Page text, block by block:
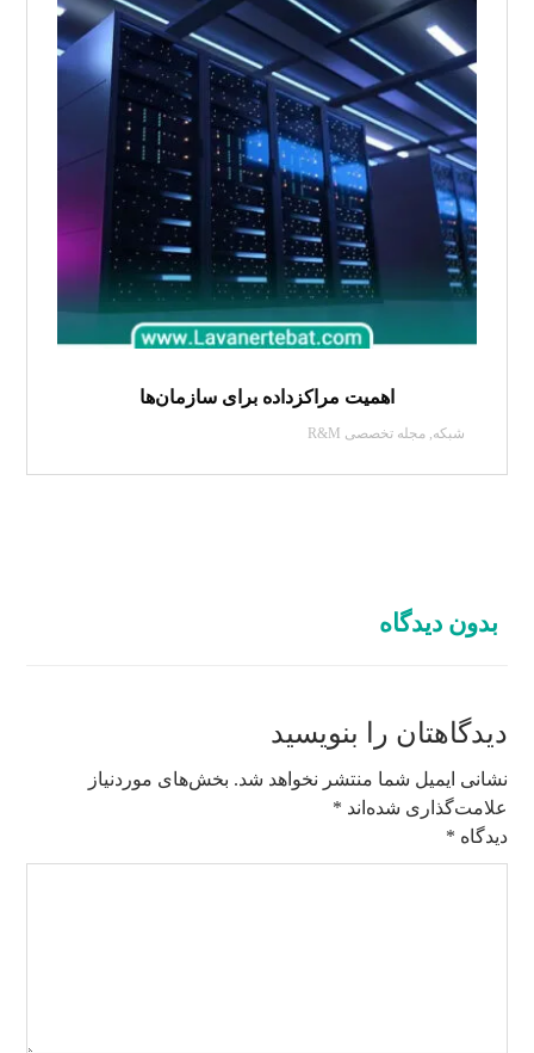
اهمیت مراکزداده برای سازمان‌ها
شبکه,مجله تخصصی R&M
بدون دیدگاه
دیدگاهتان را بنویسید
نشانی ایمیل شما منتشر نخواهد شد. بخش‌های موردنیاز
علامت‌گذاری شده‌اند *
دیدگاه *